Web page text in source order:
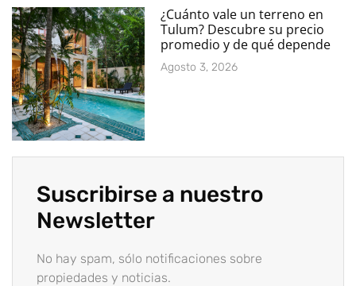
¿Cuánto vale un terreno en
Tulum? Descubre su precio
promedio y de qué depende
Agosto 3, 2026
Suscribirse a nuestro
Newsletter
No hay spam, sólo notificaciones sobre
propiedades y noticias.